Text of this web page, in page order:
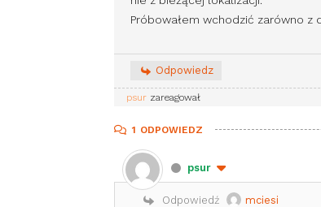
Próbowałem wchodzić zarówno z
Odpowiedz
psur zareagował
1 ODPOWIEDZ
psur
Odpowiedź mciesi